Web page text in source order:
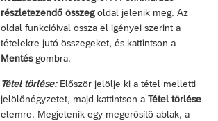
részletezendő összegoldal jelenik meg. Az
oldal funkcióival ossza el igényei szerint a
tételekre jutó összegeket, és kattintson a
Mentésgombra.
Tétel törlése:Először jelölje ki a tétel melletti
jelölőnégyzetet, majd kattintson a Tétel törlése
elemre. Megjelenik egy megerősítő ablak, a